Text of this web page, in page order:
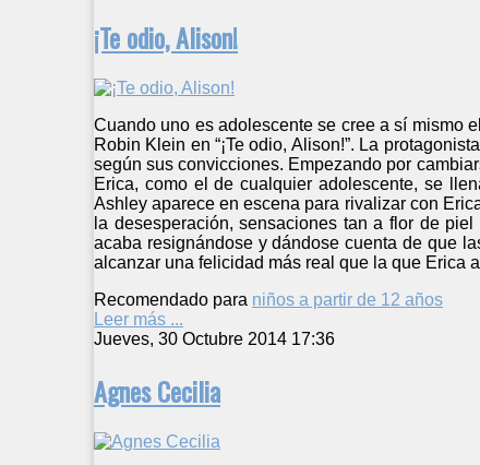
¡Te odio, Alison!
Cuando uno es adolescente se cree a sí mismo
Robin Klein en “¡Te odio, Alison!”. La
según sus convicciones. Empezando por
Erica, como el de cualquier adolescente, se
Ashley aparece en escena para rivalizar con
la desesperación, sensaciones tan a flor de
acaba resignándose y dándose cuenta de que
alcanzar una felicidad más real que la que Erica
Recomendado para niños a partir de 12 años
Leer más ...
Jueves, 30 Octubre 2014 17:36
Agnes Cecilia